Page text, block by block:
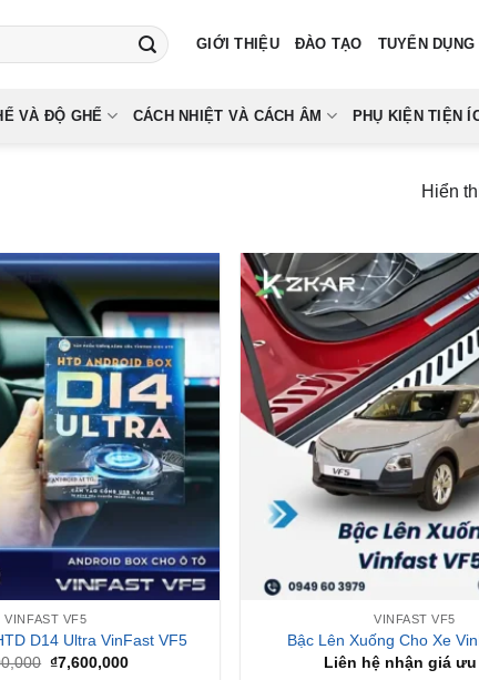
GIỚI THIỆU ĐÀO TẠO TUYỂN DỤNG
VÀ ĐỘ GHẾ CÁCH NHIỆT VÀ CÁCH ÂM PHỤ KIỆN TIỆN
Hiển
VINFAST VF5
D14 Ultra VinFast VF5
Giá
₫7,600,000Giá
VINFAST VF5
Bậc Lên Xuống Cho Xe
Liên hệ nhận giá ưu